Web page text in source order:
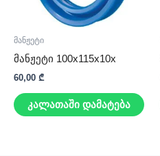
მანჟეტი
მანჟეტი 100x115x10x
60,00 ₾
კალათაში დამატება